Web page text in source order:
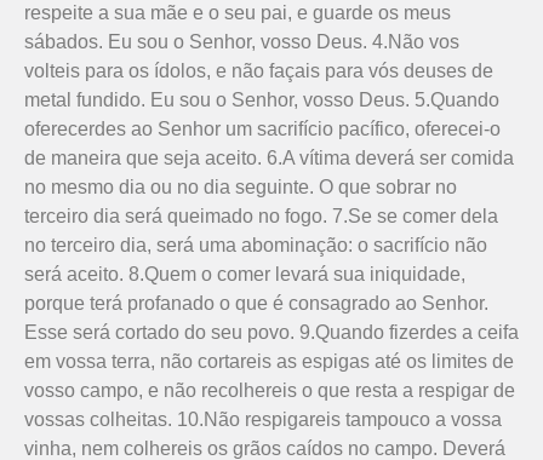
respeite a sua mãe e o seu pai, e guarde os meus
sábados. Eu sou o Senhor, vosso Deus. 4.Não vos
volteis para os ídolos, e não façais para vós deuses de
metal fundido. Eu sou o Senhor, vosso Deus. 5.Quando
oferecerdes ao Senhor um sacrifício pacífico, oferecei-o
de maneira que seja aceito. 6.A vítima deverá ser comida
no mesmo dia ou no dia seguinte. O que sobrar no
terceiro dia será queimado no fogo. 7.Se se comer dela
no terceiro dia, será uma abominação: o sacrifício não
será aceito. 8.Quem o comer levará sua iniquidade,
porque terá profanado o que é consagrado ao Se­nhor.
Esse será cortado do seu povo. 9.Quando fizerdes a ceifa
em vossa terra, não cortareis as espigas até os limi­tes de
vosso campo, e não recolhereis o que resta a respigar de
vossas colheitas. 10.Não respigareis tampouco a vossa
vinha, nem colhereis os grãos caídos no campo. Deverá